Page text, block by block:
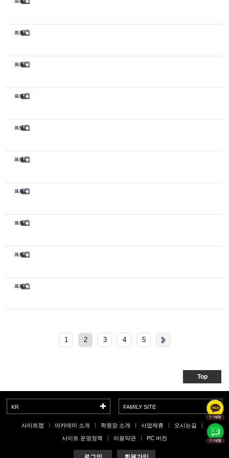
프로페셔널 65기 수업
프로페셔널 64기 수업
프로페셔널 65기 내추럴 특강
프로페셔널 64기 수업
프로페셔널 64기 수업
프로페셔널 63기 수업
프로페셔널 63기 수업
프로페셔널 65기 수업
프로페셔널 65기 수업
1 2 3 4 5
Top
KR FAMILY SITE
사이트맵 아카데미 소개 학원장 소개 사업제휴 오시는길
사이트 운영정책 이용약관 PC 버전